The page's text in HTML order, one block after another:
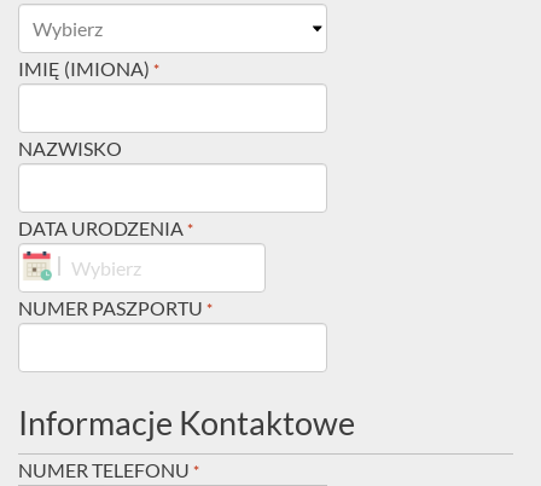
IMIĘ (IMIONA) *
NAZWISKO
DATA URODZENIA *
DD
kropka
RRRR
NUMER PASZPORTU *
Informacje Kontaktowe
NUMER TELEFONU *